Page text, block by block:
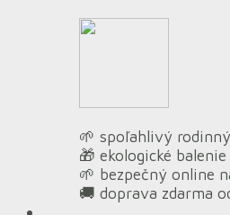
🌱 spoľahlivý
🎁 ekologické
🌱 bezpečný online
🚚 doprava zdarma